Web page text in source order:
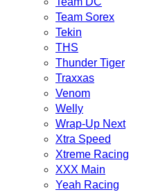
Team Sorex
Tekin
THS
Thunder Tiger
Traxxas
Venom
Welly
Wrap-Up Next
Xtra Speed
Xtreme Racing
XXX Main
Yeah Racing